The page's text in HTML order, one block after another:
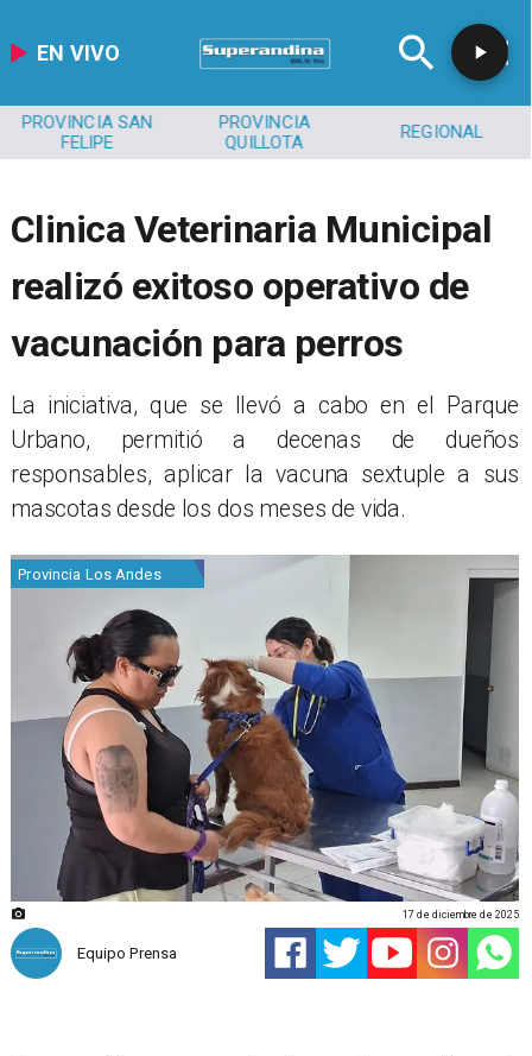
EN VIVO
PROVINCIA SAN
FELIPE
PROVINCIA
QUILLOTA
REGIONAL
Clinica Veterinaria Municipal
realizó exitoso operativo de
vacunación para perros
​La iniciativa, que se llevó a cabo en el Parque
Urbano, permitió a decenas de dueños
responsables, aplicar la vacuna sextuple a sus
mascotas desde los dos meses de vida.
Provincia Los Andes
Equipo Prensa
17 de diciembre de 2025